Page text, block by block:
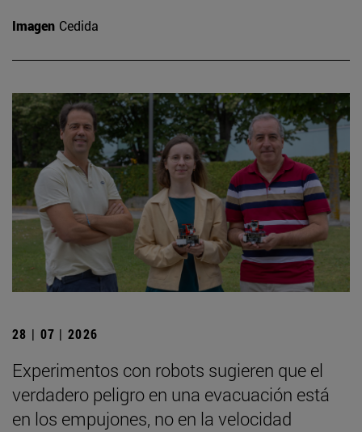
Imagen Cedida
28 | 07 | 2026
Experimentos con robots sugieren que el
verdadero peligro en una evacuación está
en los empujones, no en la velocidad